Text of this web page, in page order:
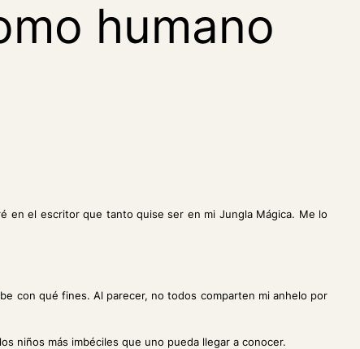
humano
en el escritor que tanto quise ser en mi Jungla Mágica. Me lo
con qué fines. Al parecer, no todos comparten mi anhelo por
niños más imbéciles que uno pueda llegar a conocer.